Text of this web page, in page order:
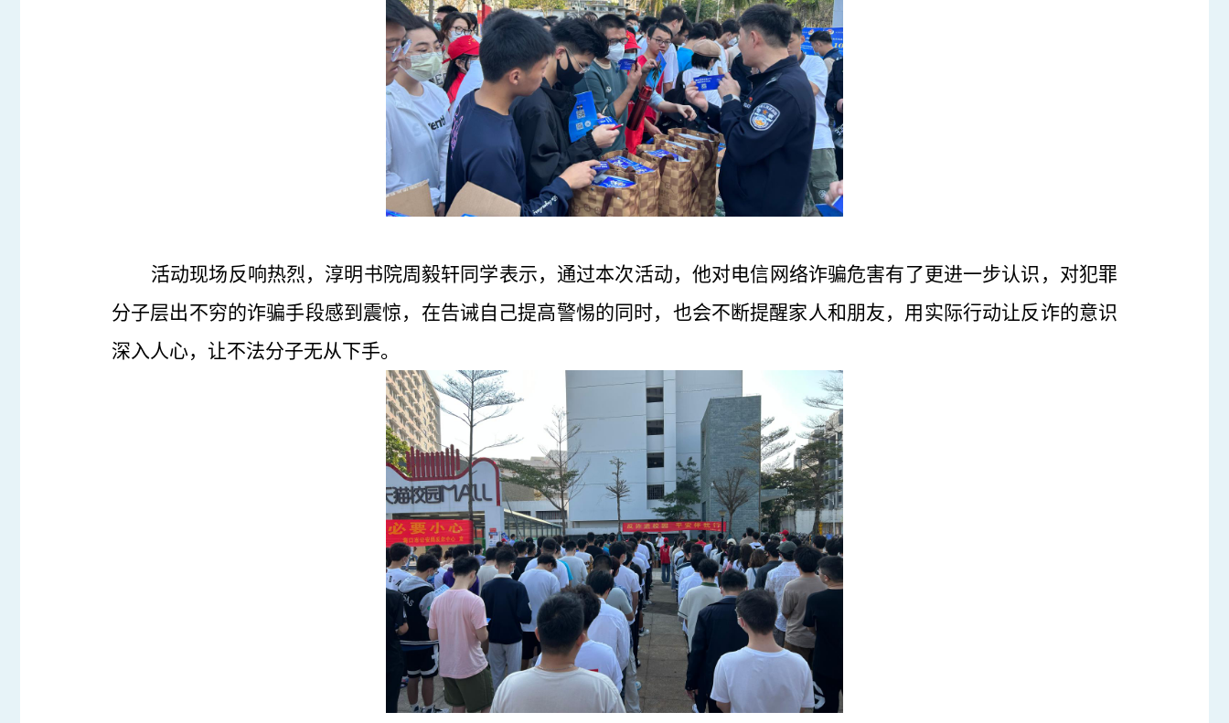
活动现场反响热烈，淳明书院周毅轩同学表示，通过本次活动，他对电信网络诈骗危害有了更进一步认识，对犯罪
分子层出不穷的诈骗手段感到震惊，在告诫自己提高警惕的同时，也会不断提醒家人和朋友，用实际行动让反诈的意识
深入人心，让不法分子无从下手。